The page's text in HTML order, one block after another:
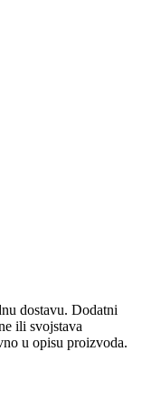
​​dostavu. Dodatni
ili svojstava
u opisu proizvoda.